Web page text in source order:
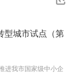
型城市试点（第
进我市国家级中小企